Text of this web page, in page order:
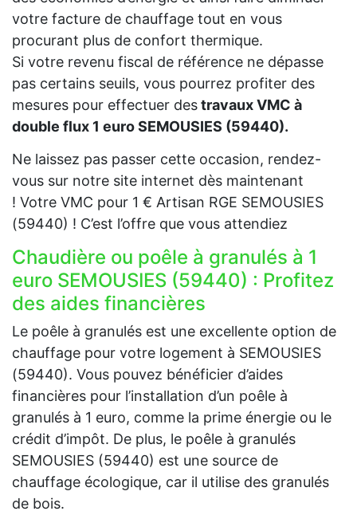
votre facture de chauffage tout en vous
procurant plus de confort thermique.
Si votre revenu fiscal de référence ne dépasse
pas certains seuils, vous pourrez profiter des
mesures pour effectuer destravaux VMC à
double flux 1 euro SEMOUSIES (59440).
Ne laissez pas passer cette occasion, rendez-
vous sur notre site internet dès maintenant
! Votre VMC pour 1 € Artisan RGE SEMOUSIES
(59440) ! C’est l’offre que vous attendiez
Chaudière ou poêle à granulés à 1
euro SEMOUSIES (59440) : Profitez
des aides financières
Le poêle à granulés est une excellente option de
chauffage pour votre logement à SEMOUSIES
(59440). Vous pouvez bénéficier d’aides
financières pour l’installation d’un poêle à
granulés à 1 euro, comme la prime énergie ou le
crédit d’impôt. De plus, le poêle à granulés
SEMOUSIES (59440) est une source de
chauffage écologique, car il utilise des granulés
de bois.